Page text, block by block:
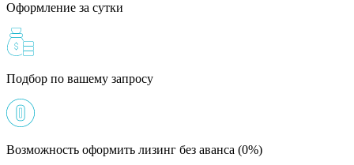
Оформление за сутки
Подбор по вашему запросу
Возможность оформить лизинг без аванса (0%)